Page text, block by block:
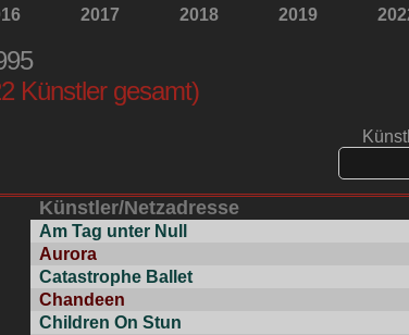
2017 2018 2019
Künstler gesamt)
Künstler/Netzadresse
Am Tag unter Null
Aurora
Catastrophe Ballet
Chandeen
Children On Stun